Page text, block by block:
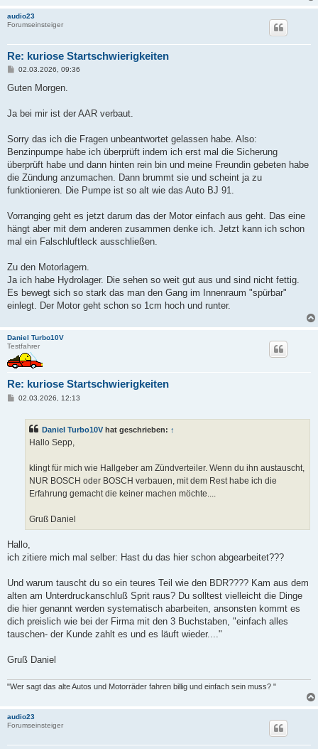
audio23
Forumseinsteiger
Re: kuriose Startschwierigkeiten
B
i
a
02.03.2026, 09:36
Guten Morgen.
Ja bei mir ist der AAR verbaut.
Sorry das ich die Fragen unbeantwortet gelassen habe. Also:
Benzinpumpe habe ich überprüft indem ich erst mal die Sicherung
überprüft habe und dann hinten rein bin und meine Freundin gebeten habe
die Zündung anzumachen. Dann brummt sie und scheint ja zu
funktionieren. Die Pumpe ist so alt wie das Auto BJ 91.
Vorranging geht es jetzt darum das der Motor einfach aus geht. Das eine
hängt aber mit dem anderen zusammen denke ich. Jetzt kann ich schon
mal ein Falschluftleck ausschließen.
Zu den Motorlagern.
Ja ich habe Hydrolager. Die sehen so weit gut aus und sind nicht fettig.
Es bewegt sich so stark das man den Gang im Innenraum "spürbar"
einlegt. Der Motor geht schon so 1cm hoch und runter.
Daniel Turbo10V
Testfahrer
Re: kuriose Startschwierigkeiten
B02.03.2026, 12:13
Daniel Turbo10V hat geschrieben: ↑
Hallo Sepp,
klingt für mich wie Hallgeber am Zündverteiler. Wenn du ihn austauscht,
NUR BOSCH oder BOSCH verbauen, mit dem Rest habe ich die
Erfahrung gemacht die keiner machen möchte....
Gruß Daniel
Hallo,
ich zitiere mich mal selber: Hast du das hier schon abgearbeitet???
Und warum tauscht du so ein teures Teil wie den BDR???? Kam aus dem
alten am Unterdruckanschluß Sprit raus? Du solltest vielleicht die Dinge
die hier genannt werden systematisch abarbeiten, ansonsten kommt es
dich preislich wie bei der Firma mit den 3 Buchstaben, "einfach alles
tauschen- der Kunde zahlt es und es läuft wieder...."
Gruß Daniel
"Wer sagt das alte Autos und Motorräder fahren billig und einfach sein muss? "
audio23
Forumseinsteiger